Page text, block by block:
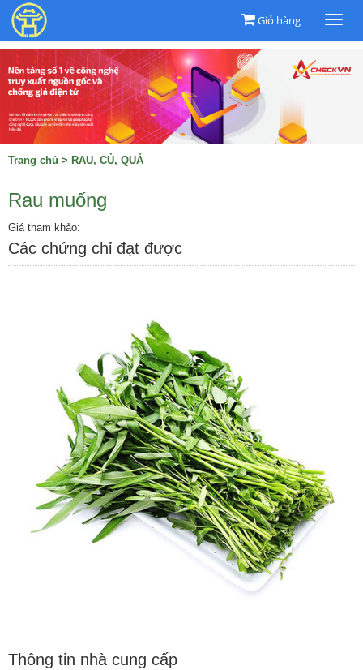
Giỏ hàng
Trang chủ > RAU, CỦ, QUẢ
Rau muống
Giá tham khảo:
Các chứng chỉ đạt được
Thông tin nhà cung cấp